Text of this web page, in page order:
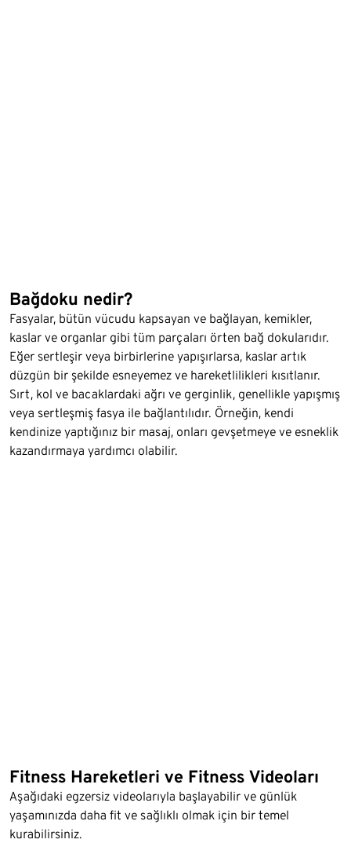
Bağdoku nedir?
Fasyalar, bütün vücudu kapsayan ve bağlayan, kemikler,
kaslar ve organlar gibi tüm parçaları örten bağ dokularıdır.
Eğer sertleşir veya birbirlerine yapışırlarsa, kaslar artık
düzgün bir şekilde esneyemez ve hareketlilikleri kısıtlanır.
Sırt, kol ve bacaklardaki ağrı ve gerginlik, genellikle yapışmış
veya sertleşmiş fasya ile bağlantılıdır. Örneğin, kendi
kendinize yaptığınız bir masaj, onları gevşetmeye ve esneklik
kazandırmaya yardımcı olabilir.
Fitness Hareketleri ve Fitness Videoları
Aşağıdaki egzersiz videolarıyla başlayabilir ve günlük
yaşamınızda daha fit ve sağlıklı olmak için bir temel
kurabilirsiniz.